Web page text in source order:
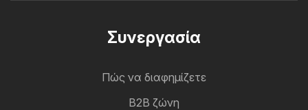
Συνεργασία
Πώς να διαφημίζετε
B2B ζώνη